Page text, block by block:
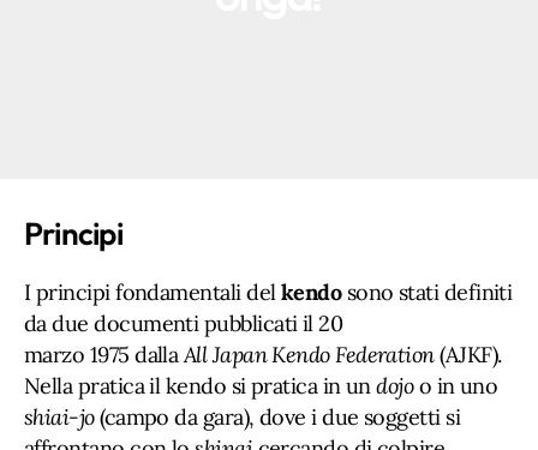
Principi
I principi fondamentali delkendosono stati definiti
da due documenti pubblicati il 20
marzo 1975 dallaAll Japan Kendo Federation(AJKF).
Nella pratica il kendo si pratica in undojoo in uno
shiai-jo(campo da gara), dove i due soggetti si